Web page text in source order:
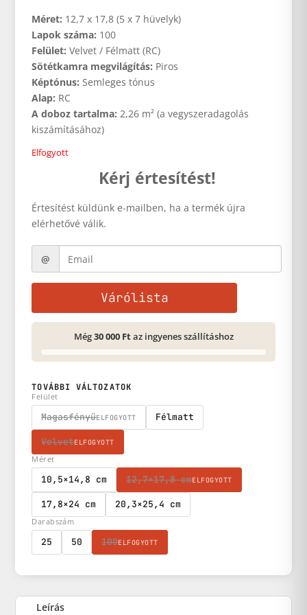
was:
19
990 Ft.
Méret: 12,7 x 17,8 (5 x 7 hüvelyk)
Lapok száma: 100
Felület: Velvet / Félmatt (RC)
Sötétkamra megvilágítás: Piros
Képtónus: Semleges tónus
Alap: RC
A doboz tartalma: 2,26 m² (a vegyszeradagolás
kiszámításához)
Elfogyott
Kérj értesítést!
Értesítést küldünk e-mailben, ha a termék újra
elérhetővé válik.
Várólista
Még30 000 Ftaz ingyenes szállításhoz
TOVÁBBI VÁLTOZATOK
Felület
MagasfényűELFOGYOTT Félmatt
VelvetELFOGYOTT
Méret
10,5×14,8 cm 12,7×17,8 cmELFOGYOTT
17,8×24 cm 20,3×25,4 cm
Darabszám
25 50 100ELFOGYOTT
Leírás